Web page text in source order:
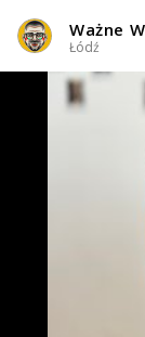
Ważne
Łódź